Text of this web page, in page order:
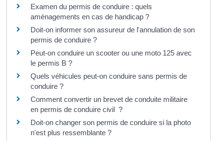
Examen du permis de conduire : quels
aménagements en cas de handicap ?
Doit-on informer son assureur de l'annulation de son
permis de conduire ?
Peut-on conduire un scooter ou une moto 125 avec
le permis B ?
Quels véhicules peut-on conduire sans permis de
conduire ?
Comment convertir un brevet de conduite militaire
en permis de conduire civil ?
Doit-on changer son permis de conduire si la photo
n'est plus ressemblante ?